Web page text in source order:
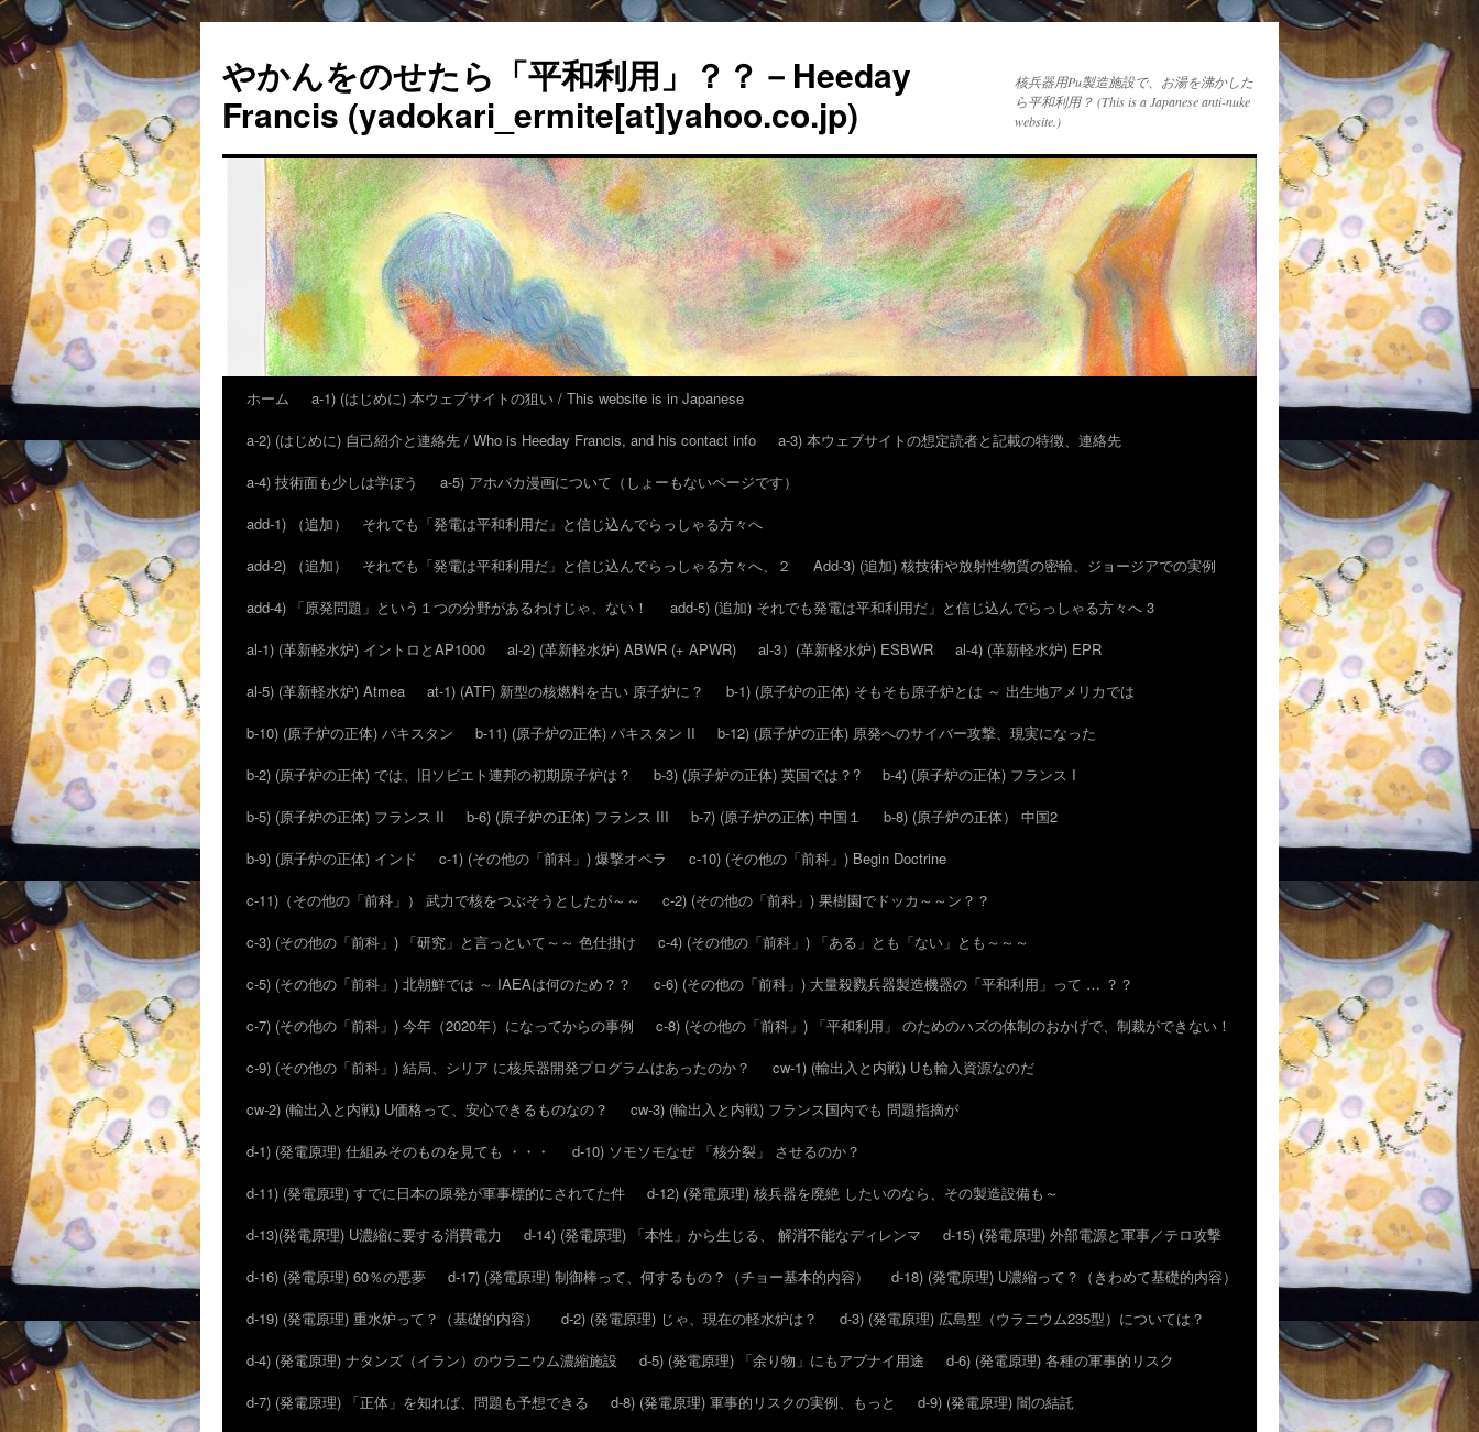
やかんをのせたら「平和利用」？？－Heeday
Francis (yadokari_ermite[at]yahoo.co.jp)
核兵器用Pu製造施設で、お湯を沸かした
ら平和利用？ (This is a Japanese anti-nuke
website.)
ホーム
a-1) (はじめに) 本ウェブサイトの狙い / This website is in Japanese
a-2) (はじめに) 自己紹介と連絡先 / Who is Heeday Francis, and his contact info
a-3) 本ウェブサイトの想定読者と記載の特徴、連絡先
a-4) 技術面も少しは学ぼう
a-5) アホバカ漫画について（しょーもないページです）
add-1) （追加） それでも「発電は平和利用だ」と信じ込んでらっしゃる方々へ
add-2) （追加） それでも「発電は平和利用だ」と信じ込んでらっしゃる方々へ、２
Add-3) (追加) 核技術や放射性物質の密輸、ジョージアでの実例
add-4) 「原発問題」という１つの分野があるわけじゃ、ない！
add-5) (追加) それでも発電は平和利用だ」と信じ込んでらっしゃる方々へ 3
al-1) (革新軽水炉) イントロとAP1000
al-2) (革新軽水炉) ABWR (+ APWR) al-3）(革新軽水炉) ESBWR
al-4) (革新軽水炉) EPR
al-5) (革新軽水炉) Atmea
at-1) (ATF) 新型の核燃料を古い 原子炉に？
b-1) (原子炉の正体) そもそも原子炉とは ～ 出生地アメリカでは
b-10) (原子炉の正体) パキスタン
b-11) (原子炉の正体) パキスタン II
b-12) (原子炉の正体) 原発へのサイバー攻撃、現実になった
b-2) (原子炉の正体) では、旧ソビエト連邦の初期原子炉は？
b-3) (原子炉の正体) 英国では？?
b-4) (原子炉の正体) フランス I
b-5) (原子炉の正体) フランス II
b-6) (原子炉の正体) フランス III b-7) (原子炉の正体) 中国１
b-8) (原子炉の正体） 中国2
b-9) (原子炉の正体) インド
c-1) (その他の「前科」) 爆撃オペラ
c-10) (その他の「前科」) Begin Doctrine
c-11)（その他の「前科」） 武力で核をつぶそうとしたが～～
c-2) (その他の「前科」) 果樹園でドッカ～～ン？？
c-3) (その他の「前科」) 「研究」と言っといて～～ 色仕掛け
c-4) (その他の「前科」) 「ある」とも「ない」とも～～～
c-5) (その他の「前科」) 北朝鮮では ～ IAEAは何のため？？
c-6) (その他の「前科」) 大量殺戮兵器製造機器の「平和利用」って … ？？
c-7) (その他の「前科」) 今年（2020年）になってからの事例
c-8) (その他の「前科」) 「平和利用」 のためのハズの体制のおかげで、制裁ができない！
c-9) (その他の「前科」) 結局、シリア に核兵器開発プログラムはあったのか？
cw-1) (輸出入と内戦) Uも輸入資源なのだ
cw-2) (輸出入と内戦) U価格って、安心できるものなの？
cw-3) (輸出入と内戦) フランス国内でも 問題指摘が
d-1) (発電原理) 仕組みそのものを見ても ・・・
d-10) ソモソモなぜ 「核分裂」 させるのか？
d-11) (発電原理) すでに日本の原発が軍事標的にされてた件
d-12) (発電原理) 核兵器を廃絶 したいのなら、その製造設備も～
d-13)(発電原理) U濃縮に要する消費電力
d-14) (発電原理) 「本性」から生じる、 解消不能なディレンマ
d-15) (発電原理) 外部電源と軍事／テロ攻撃
d-16) (発電原理) 60％の悪夢
d-17) (発電原理) 制御棒って、何するもの？（チョー基本的内容）
d-18) (発電原理) U濃縮って？（きわめて基礎的内容）
d-19) (発電原理) 重水炉って？（基礎的内容）
d-2) (発電原理) じゃ、現在の軽水炉は？
d-3) (発電原理) 広島型（ウラニウム235型）については？
d-4) (発電原理) ナタンズ（イラン）のウラニウム濃縮施設
d-5) (発電原理) 「余り物」にもアブナイ用途
d-6) (発電原理) 各種の軍事的リスク
d-7) (発電原理) 「正体」を知れば、問題も予想できる
d-8) (発電原理) 軍事的リスクの実例、もっと
d-9) (発電原理) 闇の結託